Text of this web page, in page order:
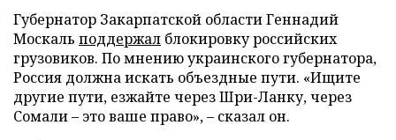
Губернатор Закарпатской области Геннадий
Москаль поддержал блокировку российских
грузовиков. По мнению украинского губернатора,
Россия должна искать объездные пути. «Ищите
другие пути, езжайте через Шри-Ланку, через
Сомали – это ваше право», – сказал он.